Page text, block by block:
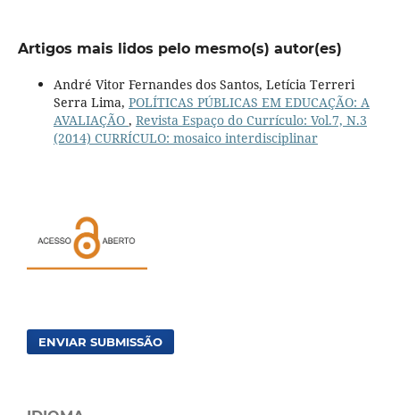
Artigos mais lidos pelo mesmo(s) autor(es)
André Vitor Fernandes dos Santos, Letícia Terreri
Serra Lima, POLÍTICAS PÚBLICAS EM EDUCAÇÃO: A
AVALIAÇÃO , Revista Espaço do Currículo: Vol.7, N.3
(2014) CURRÍCULO: mosaico interdisciplinar
ENVIAR SUBMISSÃO